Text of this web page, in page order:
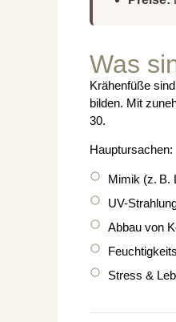
Was
Krähenfüße sind
bilden. Mit
30.
Hauptursachen:
Mimik (z. B.
UV-
Abbau von
Stress &